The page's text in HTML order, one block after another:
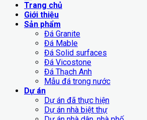
Trang chủ
Giới thiệu
Sản phẩm
Đá Granite
Đá Mable
Đá Solid surfaces
Đá Vicostone
Đá Thạch Anh
Mẫu đá trong nước
Dự án
Dự án đã thực hiện
Dự án nhà biệt thự